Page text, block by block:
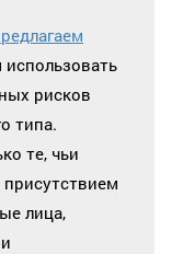
рисков
типа.
те, чьи
лица,